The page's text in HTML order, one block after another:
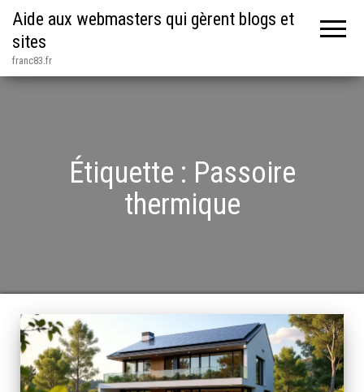
Aide aux webmasters qui gèrent blogs et
sites
franc83.fr
Étiquette : Passoire
thermique